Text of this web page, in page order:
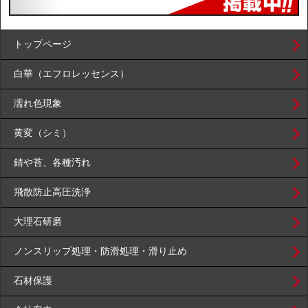
トップページ
白華（エフロレッセンス）
濡れ色現象
黄変（シミ）
錆や苔、各種汚れ
飛散防止高圧洗浄
大理石研磨
ノンスリップ処理・防滑処理・滑り止め
石材保護